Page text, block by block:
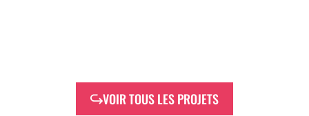
VOIR TOUS LES PROJETS